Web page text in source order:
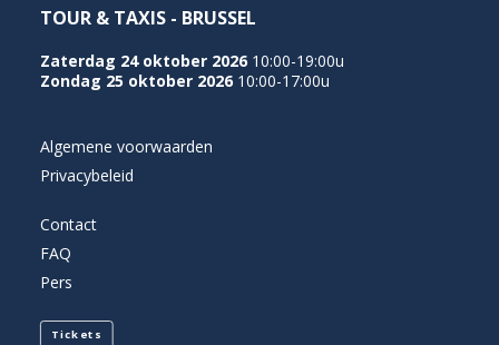
TOUR & TAXIS - BRUSSEL
Zaterdag 24 oktober 2026 10:00-19:00u
Zondag 25 oktober 2026 10:00-17:00u
Algemene voorwaarden
Privacybeleid
Contact
FAQ
Pers
Tickets